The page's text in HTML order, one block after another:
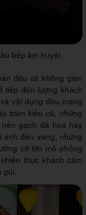
bếp âm huyết
đều có không gian
tiếp đón lượng khách
vật dụng đều mang
trầm kiểu cũ, những
gạch đá hoa hay
ánh đèn vàng, những
cỡ lớn mô phỏng
thực khách cảm
gũi.